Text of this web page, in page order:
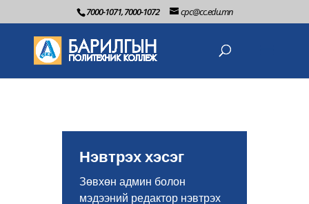
7000-1071, 7000-1072 cpc@cc.edu.mn
Нэвтрэх хэсэг
Зөвхөн админ болон
мэдээний редактор нэвтрэх